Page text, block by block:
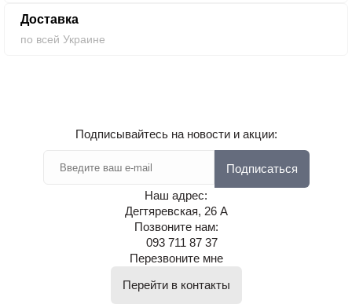
Доставка
по всей Украине
Подписывайтесь на новости и акции:
Подписаться
Наш адрес:
Дегтяревская, 26 А
Позвоните нам:
093 711 87 37
Перезвоните мне
Перейти в контакты